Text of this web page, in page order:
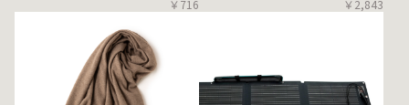
￥716 ￥2,843